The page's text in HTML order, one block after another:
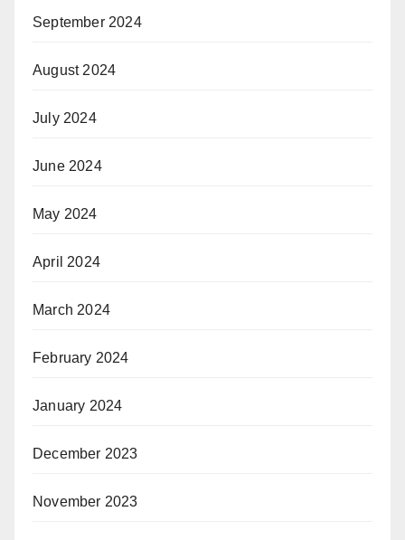
September 2024
August 2024
July 2024
June 2024
May 2024
April 2024
March 2024
February 2024
January 2024
December 2023
November 2023